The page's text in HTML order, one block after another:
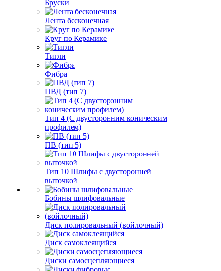
Бруски
Лента бесконечная
Круг по Керамике
Тигли
Фибра
ПВД (тип 7)
Тип 4 (С двусторонним коническим
профилем)
ПВ (тип 5)
Тип 10 Шлифы с двусторонней
выточкой
Бобины шлифовальные
Диск полировальный (войлочный)
Диск самоклеящийся
Диски самосцепляющиеся